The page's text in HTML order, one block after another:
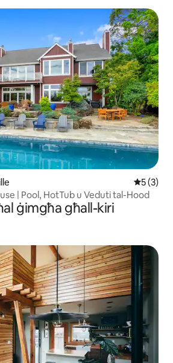
Rating
5 (3)
| Pool, HotTub u Veduti tal-Hood
ġimgħa għall-kiri